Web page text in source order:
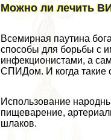
Можно ли лечить
Всемирная паутина
способы для борьбы с
инфекционистами, а
СПИДом. И когда такие
Использование
пищеварение,
шлаков.